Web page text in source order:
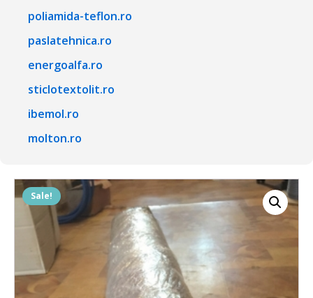
poliamida-teflon.ro
paslatehnica.ro
energoalfa.ro
sticlotextolit.ro
ibemol.ro
molton.ro
Sale!